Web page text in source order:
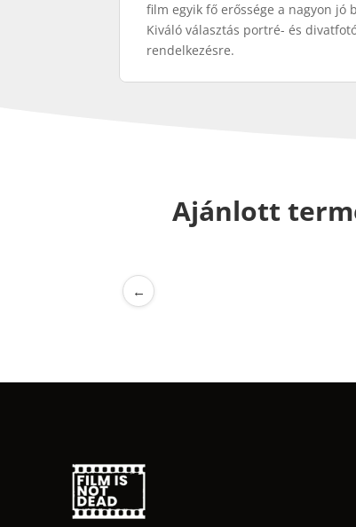
film egyik fő erőssége a nagyon jó
Kiváló választás portré- és
rendelkezésre.
Ajánlott
←